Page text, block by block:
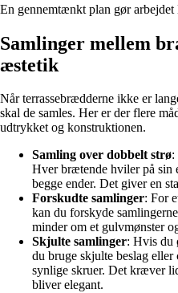
En gennemtænkt plan gør arbejdet
Samlinger mellem
æstetik
Når terrassebrædderne ikke er
skal de samles. Her er der flere
udtrykket og konstruktionen.
Samling over dobbelt strø:
Hver brætende hviler på sin
begge ender. Det giver en
Forskudte samlinger: For
kan du forskyde
minder om et gulvmønster
Skjulte samlinger: Hvis du
du bruge skjulte beslag
synlige skruer. Det kræver
bliver elegant.